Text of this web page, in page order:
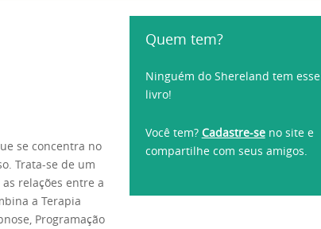
se concentra no
Trata-se de um
relações entre a
a Terapia
Programação
Quem tem?
Ninguém do Shereland tem esse
livro!
Você tem? Cadastre-seno site e
compartilhe com seus amigos.